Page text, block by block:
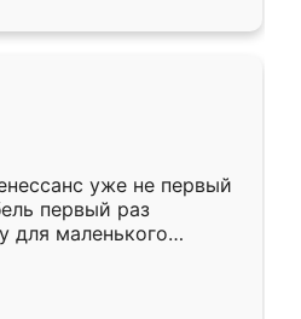
уже не первый
первый раз
для маленького
,во второй раз
По качеству очень
быстрая,